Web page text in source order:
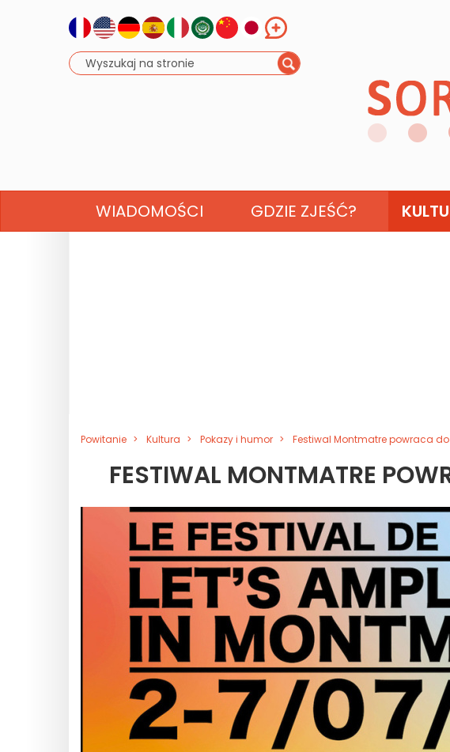
WIADOMOŚCI GDZIE ZJEŚĆ?
Powitanie Kultura Pokazy i humor Festiwal Montmatre powraca do
FESTIWAL MONTMATRE